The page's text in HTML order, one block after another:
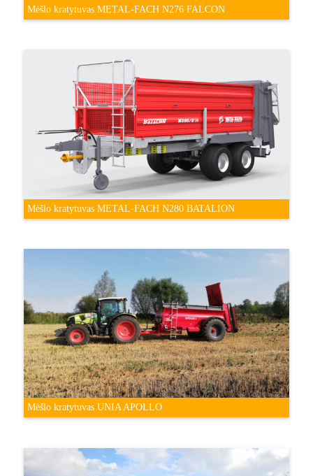
Mėšlo kratytuvas METAL-FACH N276 FALCON
Mėšlo kratytuvas METAL-FACH N280 BATALION
Mėšlo kratytuvas UNIA APOLLO